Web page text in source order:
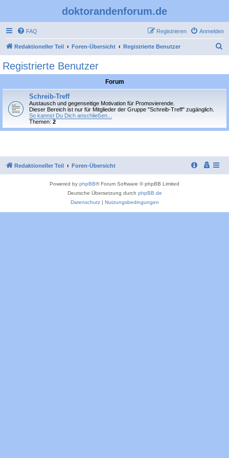
doktorandenforum.de
FAQ Anmelden
Registrieren
Redaktioneller Teil Foren-Übersicht Registrierte Benutzer
Registrierte Benutzer
Forum
Schreib-Treff
Austausch und gegenseitige Motivation für Promovierende.
Dieser Bereich ist nur für Mitglieder der Gruppe "Schreib-Treff" zugänglich.
So kannst Du Dich anschließen...
Themen: 2
Redaktioneller Teil Foren-Übersicht
Powered by phpBB® Forum Software © phpBB Limited
Deutsche Übersetzung durch phpBB.de
Datenschutz| Nutzungsbedingungen